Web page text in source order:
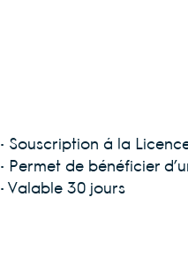
• Souscription à la
• Permet de bénéficier
• Valable 30 jours